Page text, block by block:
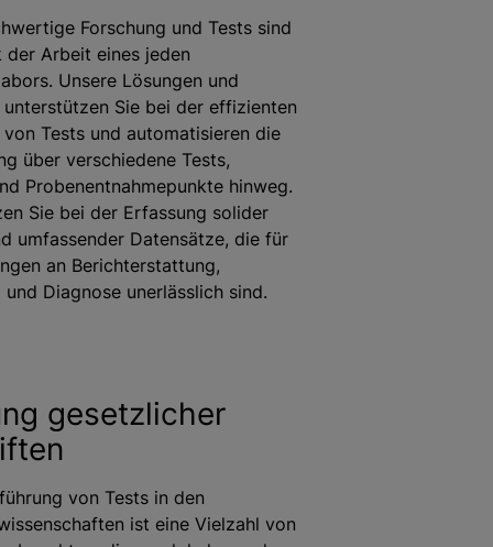
Forschung und Tests sind
der Arbeit eines jeden
Unsere Lösungen und
Sie bei der effizienten
Tests und automatisieren die
über verschiedene Tests,
Probenentnahmepunkte hinweg.
Sie bei der Erfassung solider
umfassender Datensätze, die für
an Berichterstattung,
Diagnose unerlässlich sind.
gesetzlicher
von Tests in den
ist eine Vielzahl von